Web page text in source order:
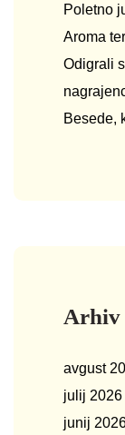
Poletno
Aroma
Odigrali
Besede,
Arhiv
avgust
julij 2026
junij